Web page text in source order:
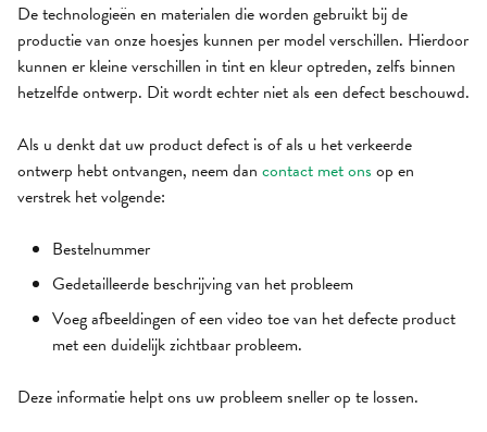
De technologieën en materialen die worden gebruikt bij de
productie van onze hoesjes kunnen per model verschillen. Hierdoor
kunnen er kleine verschillen in tint en kleur optreden, zelfs binnen
hetzelfde ontwerp. Dit wordt echter niet als een defect beschouwd.
Als u denkt dat uw product defect is of als u het verkeerde
ontwerp hebt ontvangen, neem dan contact met ons op en
verstrek het volgende:
Bestelnummer
Gedetailleerde beschrijving van het probleem
Voeg afbeeldingen of een video toe van het defecte product
met een duidelijk zichtbaar probleem.
Deze informatie helpt ons uw probleem sneller op te lossen.